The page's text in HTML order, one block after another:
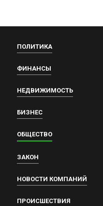
ПОЛИТИКА
ФИНАНСЫ
НЕДВИЖИМОСТЬ
БИЗНЕС
ОБЩЕСТВО
ЗАКОН
НОВОСТИ КОМПАНИЙ
ПРОИСШЕСТВИЯ